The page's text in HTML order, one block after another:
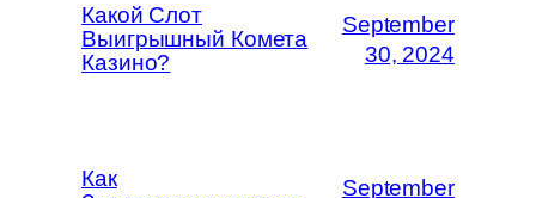
Какой Слот
Выигрышный Комета
Казино?
September
30, 2024
Как
September